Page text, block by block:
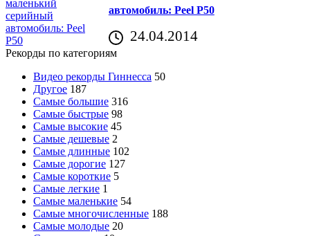
автомобиль: Peel P50
24.04.2014
Рекорды по категориям
Видео рекорды Гиннесса 50
Другое 187
Самые большие 316
Самые быстрые 98
Самые высокие 45
Самые дешевые 2
Самые длинные 102
Самые дорогие 127
Самые короткие 5
Самые легкие 1
Самые маленькие 54
Самые многочисленные 188
Самые молодые 20